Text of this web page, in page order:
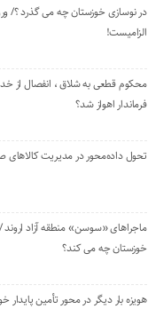
در نوسازی خوزستان چه می گذرد ؟/
الزامیست!
محکوم قطعی به شلاق ، انفصال از
فرماندار اهواز شد؟
تحول داده‌محور در مدیریت کالاهای
ماجراهای «سوسن» منطقه آزاد اروند
خوزستان چه می کند؟
هویزه بار دیگر در محور تأمین